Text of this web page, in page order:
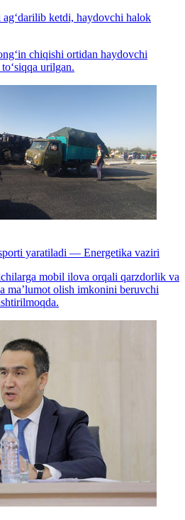
ag‘darilib ketdi, haydovchi halok
chiqishi ortidan haydovchi
urilgan.
yaratiladi — Energetika vaziri
mobil ilova orqali qarzdorlik va
ma’lumot olish imkonini beruvchi